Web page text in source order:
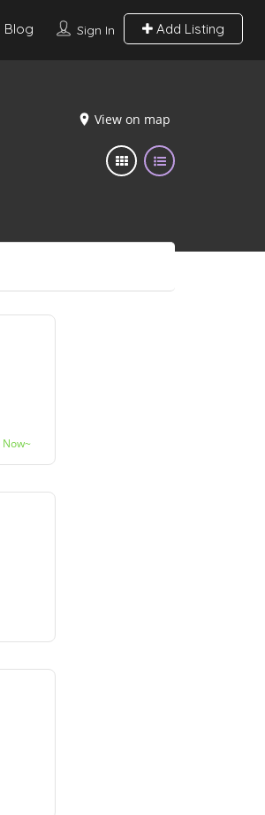
Sign In Add Listing
Blog
View on map
Now~